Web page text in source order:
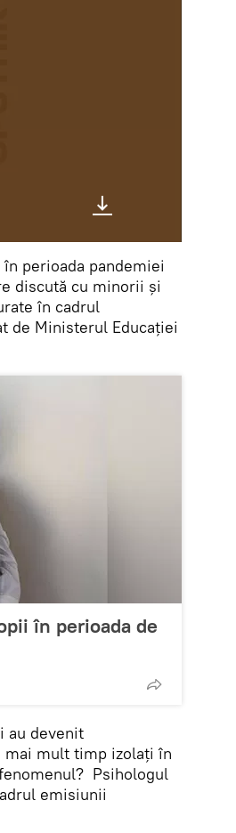
perioada pandemiei
discută cu minorii și
în cadrul
de Ministerul Educației
în perioada de
au devenit
mai mult timp izolați în
Psihologul
emisiunii